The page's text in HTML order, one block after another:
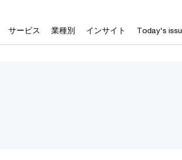
サービス 業種別 インサイト Today's